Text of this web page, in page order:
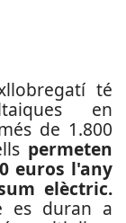
té
en
de 1.800
permeten
euros l'any
elèctric.
es duran a